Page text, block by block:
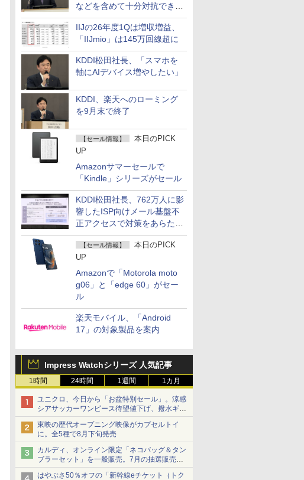
などを含めて十分対抗でき
る」
IIJの26年度1Qは増収増益、
「IIJmio」は145万回線超に
KDDI松田社長、「スマホを
軸にAIデバイス増やしたい」
KDDI、楽天へのローミング
を9月末で終了
【セール情報】
本日のPICK
UP
Amazonサマーセールで
「Kindle」シリーズがセール
KDDI松田社長、762万人に影
響したISP向けメール基盤不
正アクセスで対策をあらため
て説明
【セール情報】
本日のPICK
UP
Amazonで「Motorola moto
g06」と「edge 60」がセー
ル
楽天モバイル、「Android
17」の対象製品を案内
Impress Watchシリーズ 人気記事
1時間 24時間 1週間 1カ月
ユニクロ、今日から「お盆特別セール」。涼感
シアサッカーワンピース待望値下げ、撥水ギア
ショーツは1990円に
東映の歴代オープニング映像がカプセルトイ
に。全5種で8月下旬発売
カルディ、オンライン限定「ネコバッグ＆タン
ブラーセット」を一般販売。7月の抽選販売の
当選無効分
はやぶさ50％オフの「新幹線eチケット（トク